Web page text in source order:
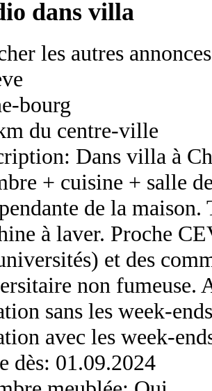
dans villa
les autres
bourg
du centre-ville
Dans villa à
+ cuisine + salle
de la
à laver. Proche
et des
non fumeuse.
sans les week-
avec les week-
dès: 01.09.2024